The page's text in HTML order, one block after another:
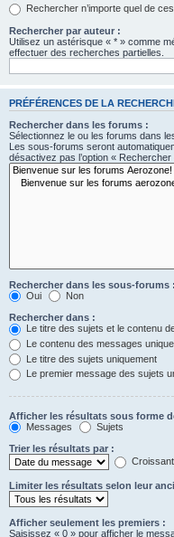
Rechercher n’importe quel de
Rechercher par auteur :
Utilisez un astérisque « * » comme
effectuer des recherches partielles.
PRÉFÉRENCES DE LA
Rechercher dans les forums :
Sélectionnez le ou les forums dans
Les sous-forums seront
désactivez pas l’option «
Rechercher dans les sous-forums :
Oui
Non
Rechercher dans :
Le titre des sujets et le contenu
Le contenu des messages
Le titre des sujets uniquement
Le premier message des sujets
Afficher les résultats sous forme
Messages
Sujets
Trier les résultats par :
Croissant
Limiter les résultats selon leur
Afficher seulement les premiers :
Saisissez « 0 » pour afficher le